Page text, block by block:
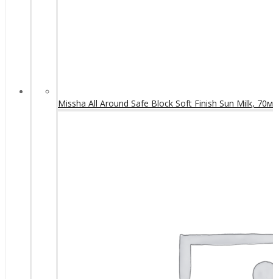
Missha All Around Safe Block Soft Finish Sun Milk,